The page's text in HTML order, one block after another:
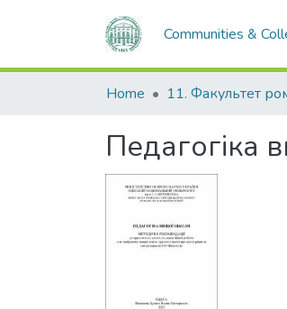
Communities &
Home
Педагогіка